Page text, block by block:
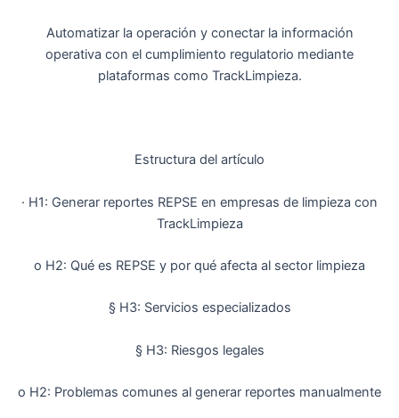
Automatizar la operación y conectar la información
operativa con el cumplimiento regulatorio mediante
plataformas como TrackLimpieza.
Estructura del artículo
· H1: Generar reportes REPSE en empresas de limpieza con
TrackLimpieza
o H2: Qué es REPSE y por qué afecta al sector limpieza
§ H3: Servicios especializados
§ H3: Riesgos legales
o H2: Problemas comunes al generar reportes manualmente